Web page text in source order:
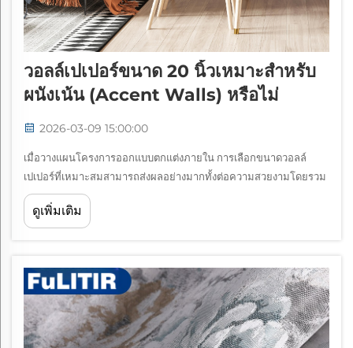
วอลล์เปเปอร์ขนาด 20 นิ้วเหมาะสำหรับ
ผนังเน้น (accent Walls) หรือไม่
2026-03-09 15:00:00
เมื่อวางแผนโครงการออกแบบตกแต่งภายใน การเลือกขนาดวอลล์
เปเปอร์ที่เหมาะสมสามารถส่งผลอย่างมากทั้งต่อความสวยงามโดยรวม
และประสิทธิภาพในการติดตั้ง วอลล์เปเปอร์ขนาด 20 นิ้วได้รับความ
นิยมเพิ่มขึ้นเรื่อย ๆ ทั้งในหมู่เจ้าของบ้านและมืออาชีพ ...
ดูเพิ่มเติม